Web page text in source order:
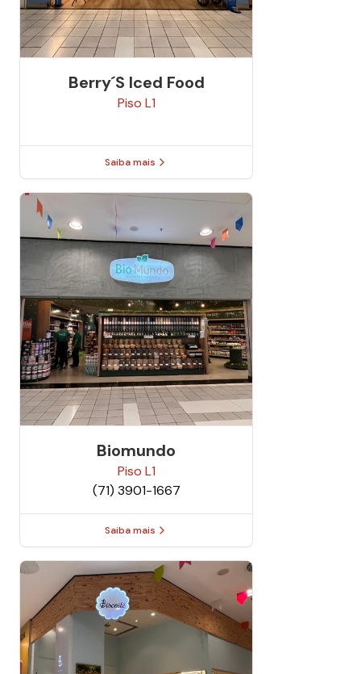
Berry´s Iced Food
Piso L1
Saiba mais
Biomundo
Piso L1
(71) 3901-1667
Saiba mais